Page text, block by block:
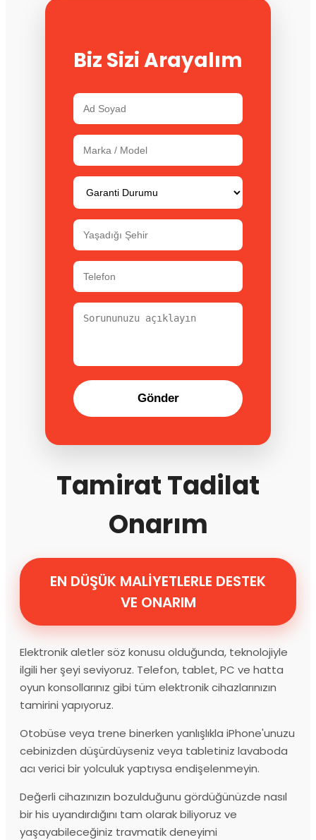
Biz Sizi Arayalım
Gönder
Tamirat Tadilat
Onarım
EN DÜŞÜK MALİYETLERLE DESTEK
VE ONARIM
Elektronik aletler söz konusu olduğunda, teknolojiyle
ilgili her şeyi seviyoruz. Telefon, tablet, PC ve hatta
oyun konsollarınız gibi tüm elektronik cihazlarınızın
tamirini yapıyoruz.
Otobüse veya trene binerken yanlışlıkla iPhone'unuzu
cebinizden düşürdüyseniz veya tabletiniz lavaboda
acı verici bir yolculuk yaptıysa endişelenmeyin.
Değerli cihazınızın bozulduğunu gördüğünüzde nasıl
bir his uyandırdığını tam olarak biliyoruz ve
yaşayabileceğiniz travmatik deneyimi